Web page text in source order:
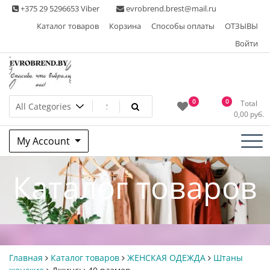
Skip +375 29 5296653 Viber
evrobrend.brest@mail.ru
Каталог товаров
Корзина Способы оплаты
ОТЗЫВЫ
Войти
Интернет-магазин одежды
second hand
0 0
Total
0,00 руб.
My Account
Каталог товаров
Главная Каталог товаров ЖЕНСКАЯ ОДЕЖДА
Штаны